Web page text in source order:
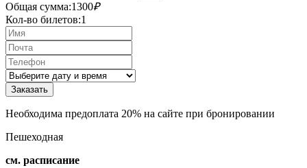
Общая сумма:1300₽
Кол-во билетов:1
Необходима предоплата 20% на сайте при бронировании
Пешеходная
см. расписание